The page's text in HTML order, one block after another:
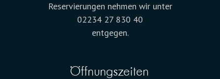
Reservierungen nehmen wir unter
02234 27 830 40
entgegen.
Öffnungszeiten